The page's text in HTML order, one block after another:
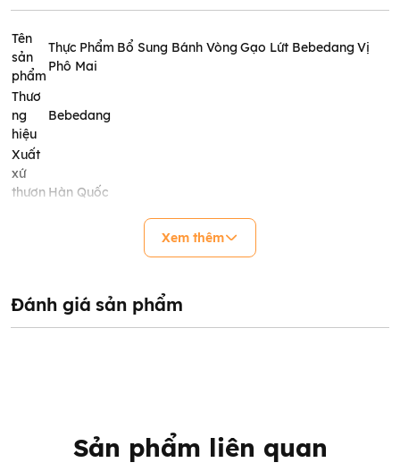
Tên
sản
phẩm
Thực Phẩm Bổ Sung Bánh Vòng Gạo Lứt Bebedang Vị
Phô Mai
Thươ
ng
hiệu
Bebedang
Xuất
xứ
thươn Hàn Quốc
phẩm
Độ
Gạo lứt (Hàn Quốc, hữu cơ) 77,3%, đường hữu cơ, bột
Xem thêm
Đánh giá sản phẩm
Sản phẩm liên quan